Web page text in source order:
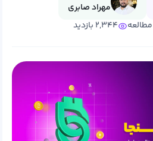
مهراد صابری
۲,۳۴۴ بازدید